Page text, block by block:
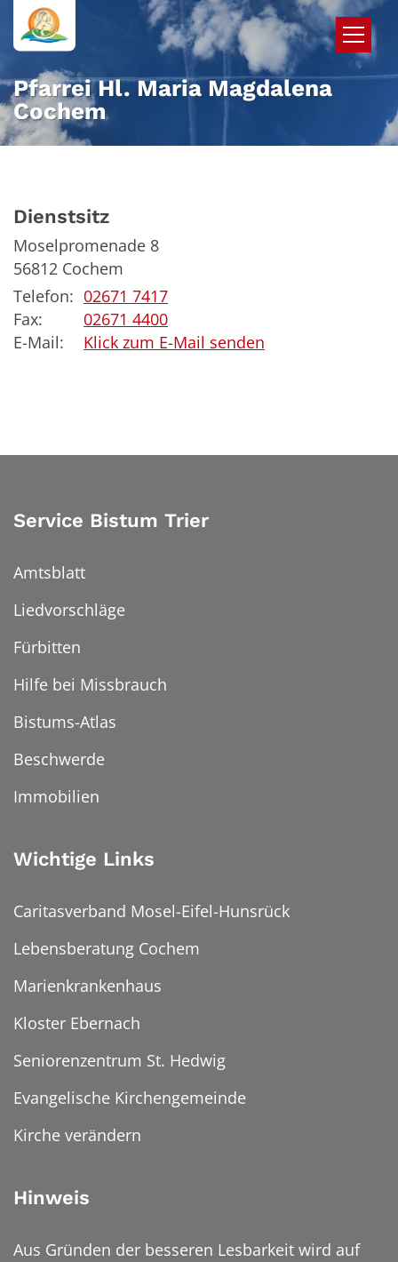
Zum Inhalt springen
Pfarrei Hl. Maria Magdalena
Cochem
Dienstsitz
Moselpromenade 8
56812 Cochem
Telefon: 02671 7417
Fax:
02671 4400
E-Mail:
Klick zum E-Mail senden
Service Bistum Trier
Amtsblatt
Liedvorschläge
Fürbitten
Hilfe bei Missbrauch
Bistums-Atlas
Beschwerde
Immobilien
Wichtige Links
Caritasverband Mosel-Eifel-Hunsrück
Lebensberatung Cochem
Marienkrankenhaus
Kloster Ebernach
Seniorenzentrum St. Hedwig
Evangelische Kirchengemeinde
Kirche verändern
Hinweis
Aus Gründen der besseren Lesbarkeit wird auf